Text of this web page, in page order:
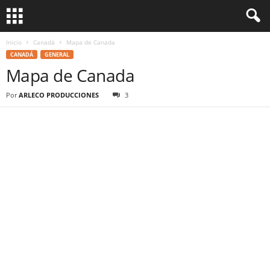
Inicio Canadá Mapa de Canada
CANADÁ GENERAL
Mapa de Canada
Por ARLECO PRODUCCIONES 3